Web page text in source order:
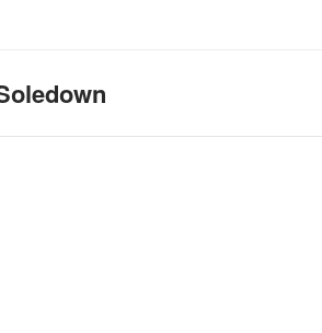
Uname:Linux d69bffeef052